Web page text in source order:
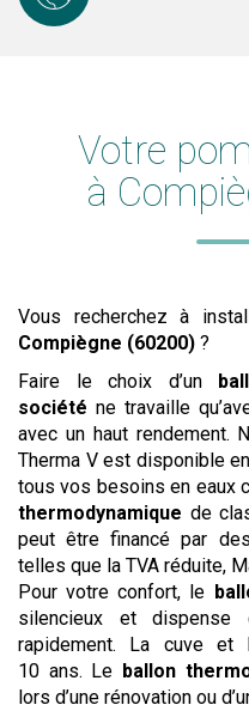
Votre
à
Vous recherchez à
Compiègne (60200) ?
Faire le choix d’un
société ne travaille
avec un haut rendement.
Therma V est disponible
tous vos besoins en eaux
thermodynamique de
peut être financé par
telles que la TVA réduite,
Pour votre confort, le
silencieux et dispense
rapidement. La cuve et
10 ans. Le ballon
lors d’une rénovation ou